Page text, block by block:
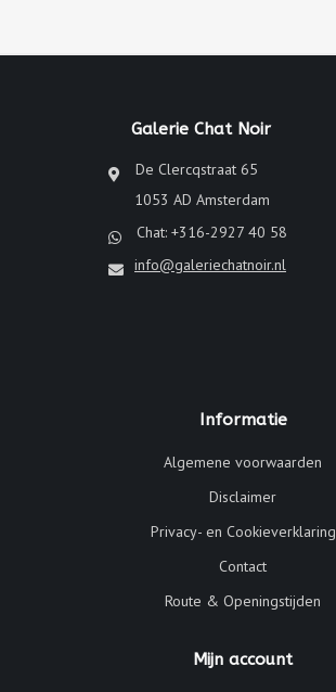
Galerie Chat Noir
De Clercqstraat 65
1053 AD Amsterdam
Chat: +316-2927 40 58
info@galeriechatnoir.nl
Informatie
Algemene voorwaarden
Disclaimer
Privacy- en Cookieverklaring
Contact
Route & Openingstijden
Mijn account